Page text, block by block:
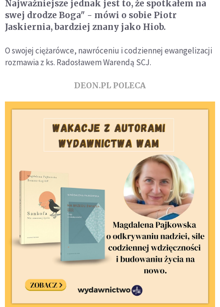
Najważniejsze jednak jest to, że spotkałem na
swej drodze Boga" - mówi o sobie Piotr
Jaskiernia, bardziej znany jako Hiob.
O swojej ciężarówce, nawróceniu i codziennej ewangelizacji
rozmawia z ks. Radosławem Warendą SCJ.
DEON.PL POLECA